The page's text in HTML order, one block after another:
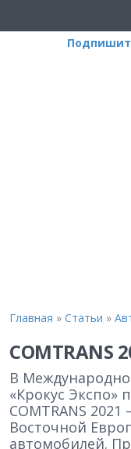
Главная » Статьи »
COMTRANS
В
«Крокус Экспо»
COMTRANS
Восточной
автомобилей.